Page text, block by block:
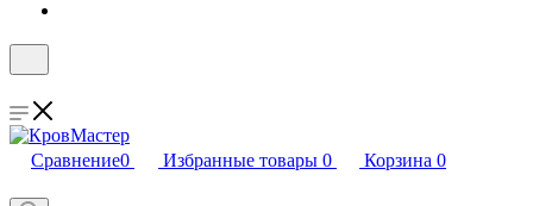
Сравнение0 Избранные товары 0 Корзина 0